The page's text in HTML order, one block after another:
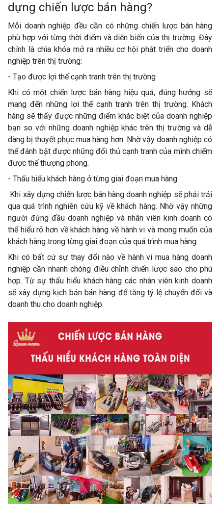
dựng chiến lược bán hàng?
Mỗi doanh nghiệp đều cần có những chiến lược bán hàng
phù hợp với từng thời điểm và diễn biến của thị trường. Đây
chính là chìa khóa mở ra nhiều cơ hội phát triển cho doanh
nghiệp trên thị trường:
- Tạo được lợi thế cạnh tranh trên thị trường
Khi có một chiến lược bán hàng hiệu quả, đúng hướng sẽ
mang đến những lợi thế cạnh tranh trên thị trường. Khách
hàng sẽ thấy được những điểm khác biệt của doanh nghiệp
bạn so với những doanh nghiệp khác trên thị trường và dễ
dàng bị thuyết phục mua hàng hơn. Nhờ vậy doanh nghiệp có
thể đánh bật được những đối thủ cạnh tranh của mình chiếm
được thế thượng phong.
- Thấu hiểu khách hàng ở từng giai đoạn mua hàng
Khi xây dựng chiến lược bán hàng doanh nghiệp sẽ phải trải
qua quá trình nghiên cứu kỹ về khách hàng. Nhờ vậy những
người đứng đầu doanh nghiệp và nhân viên kinh doanh có
thể hiểu rõ hơn về khách hàng về hành vi và mong muốn của
khách hàng trong từng giai đoạn của quá trình mua hàng.
Khi có bất cứ sự thay đổi nào về hành vi mua hàng doanh
nghiệp cần nhanh chóng điều chỉnh chiến lược sao cho phù
hợp. Từ sự thấu hiểu khách hàng các nhân viên kinh doanh
sẽ xây dựng kịch bản bán hàng để tăng tỷ lệ chuyển đổi và
doanh thu cho doanh nghiệp.